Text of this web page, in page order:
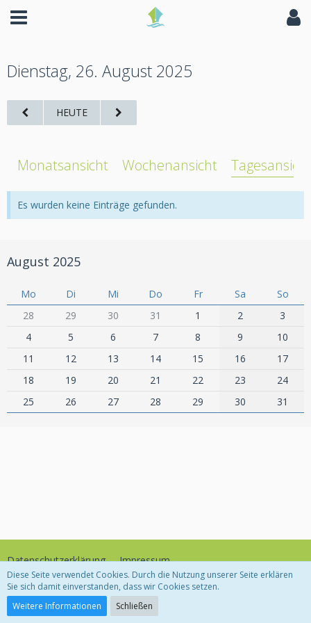
Dienstag, 26. August 2025
HEUTE
Monatsansicht Wochenansicht Tagesansicht
Es wurden keine Einträge gefunden.
August 2025
Mo Di Mi Do Fr Sa
So
28
29 30 31 1 2
3
4
5 6 7 8 9
10
11
12 13 14 15 16
17
18
19 20 21 22 23
24
25
26 27 28 29 30 31
Datenschutzerklärung Impressum
Community-Software:
Diese Seite verwendet Cookies. Durch die Nutzung unserer Seite erklären
Sie sich damit einverstanden, dass wir Cookies setzen.
Weitere Informationen
Schließen